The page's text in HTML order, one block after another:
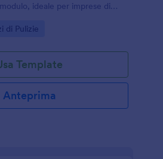
ideale per imprese di
di Pulizie
Template
Anteprima